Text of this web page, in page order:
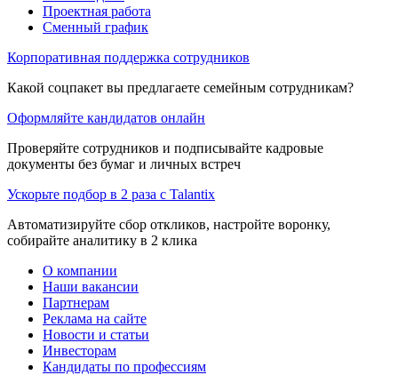
Проектная работа
Сменный график
Корпоративная поддержка сотрудников
Какой соцпакет вы предлагаете семейным сотрудникам?
Оформляйте кандидатов онлайн
Проверяйте сотрудников и подписывайте кадровые
документы без бумаг и личных встреч
Ускорьте подбор в 2 раза с Talantix
Автоматизируйте сбор откликов, настройте воронку,
собирайте аналитику в 2 клика
О компании
Наши вакансии
Партнерам
Реклама на сайте
Новости и статьи
Инвесторам
Кандидаты по профессиям